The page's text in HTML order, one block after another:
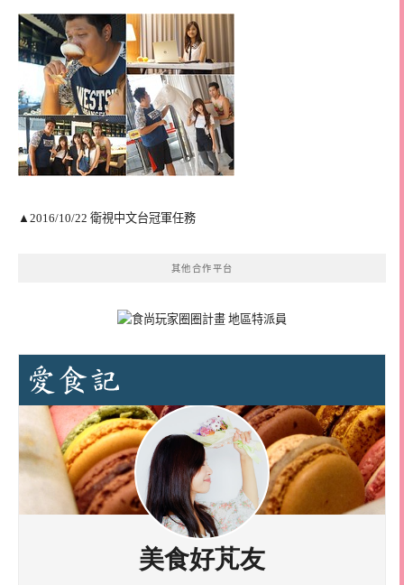
▲2016/10/22 衛視中文台冠軍任務
其他合作平台